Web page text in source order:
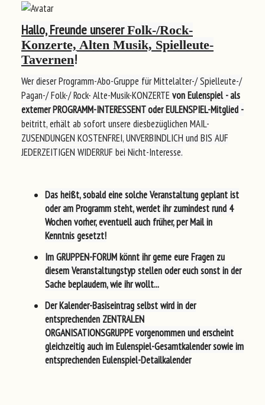
Hallo, Freunde unsererFolk-/Rock-
Konzerte, Alten Musik, Spielleute-
Tavernen!
Wer dieser Programm-Abo-Gruppe für Mittelalter-/ Spielleute-/
Pagan-/ Folk-/ Rock- Alte-Musik-KONZERTEvon Eulenspiel- als
externer PROGRAMM-INTERESSENT oder EULENSPIEL-Mitglied -
beitritt, erhält ab sofort unsere diesbezüglichen MAIL-
ZUSENDUNGEN KOSTENFREI, UNVERBINDLICH und BIS AUF
JEDERZEITIGEN WIDERRUF bei Nicht-Interesse.
Das heißt, sobald eine solche Veranstaltunggeplantist
oderam Programm steht, werdet ihr zumindestrund 4
Wochen vorher, eventuellauch früher, per Mail in
Kenntnis gesetzt!
ImGRUPPEN-FORUMkönnt ihr gerne eure Fragen zu
diesem Veranstaltungstyp stellen oder euch sonst in der
Sache beplaudern, wie ihr wollt...
DerKalender-Basiseintragselbst wird in der
entsprechenden ZENTRALEN
ORGANISATIONSGRUPPEvorgenommen underscheint
gleichzeitig auch imEulenspiel-Gesamtkalendersowie im
entsprechendenEulenspiel-Detailkalender